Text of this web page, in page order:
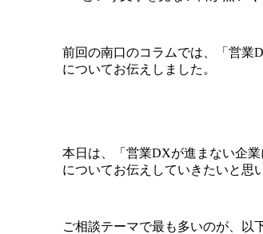
前回の南口のコラムでは、「営業
についてお伝えしました。
本日は、「営業DXが進まない企
についてお伝えしていきたいと思
ご相談テーマで最も多いのが、以